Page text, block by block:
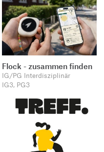
Flock - zusammen finden
IG/PG Interdisziplinär
IG3, PG3